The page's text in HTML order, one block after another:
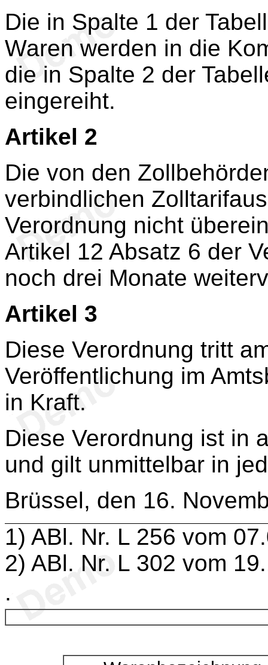
Die in Spalte 1 der
Waren werden in die
die in Spalte 2 der
eingereiht.
Artikel 2
Die von den
verbindlichen
Verordnung nicht
Artikel 12 Absatz 6 der
noch drei Monate
Artikel 3
Diese Verordnung tritt
Veröffentlichung im
in Kraft.
Diese Verordnung ist in
und gilt unmittelbar in
Brüssel, den 16.
1) ABl. Nr. L 256 vom
2) ABl. Nr. L 302 vom
.